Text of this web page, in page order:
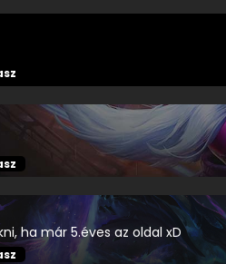
ha már 5.éves az oldal xD